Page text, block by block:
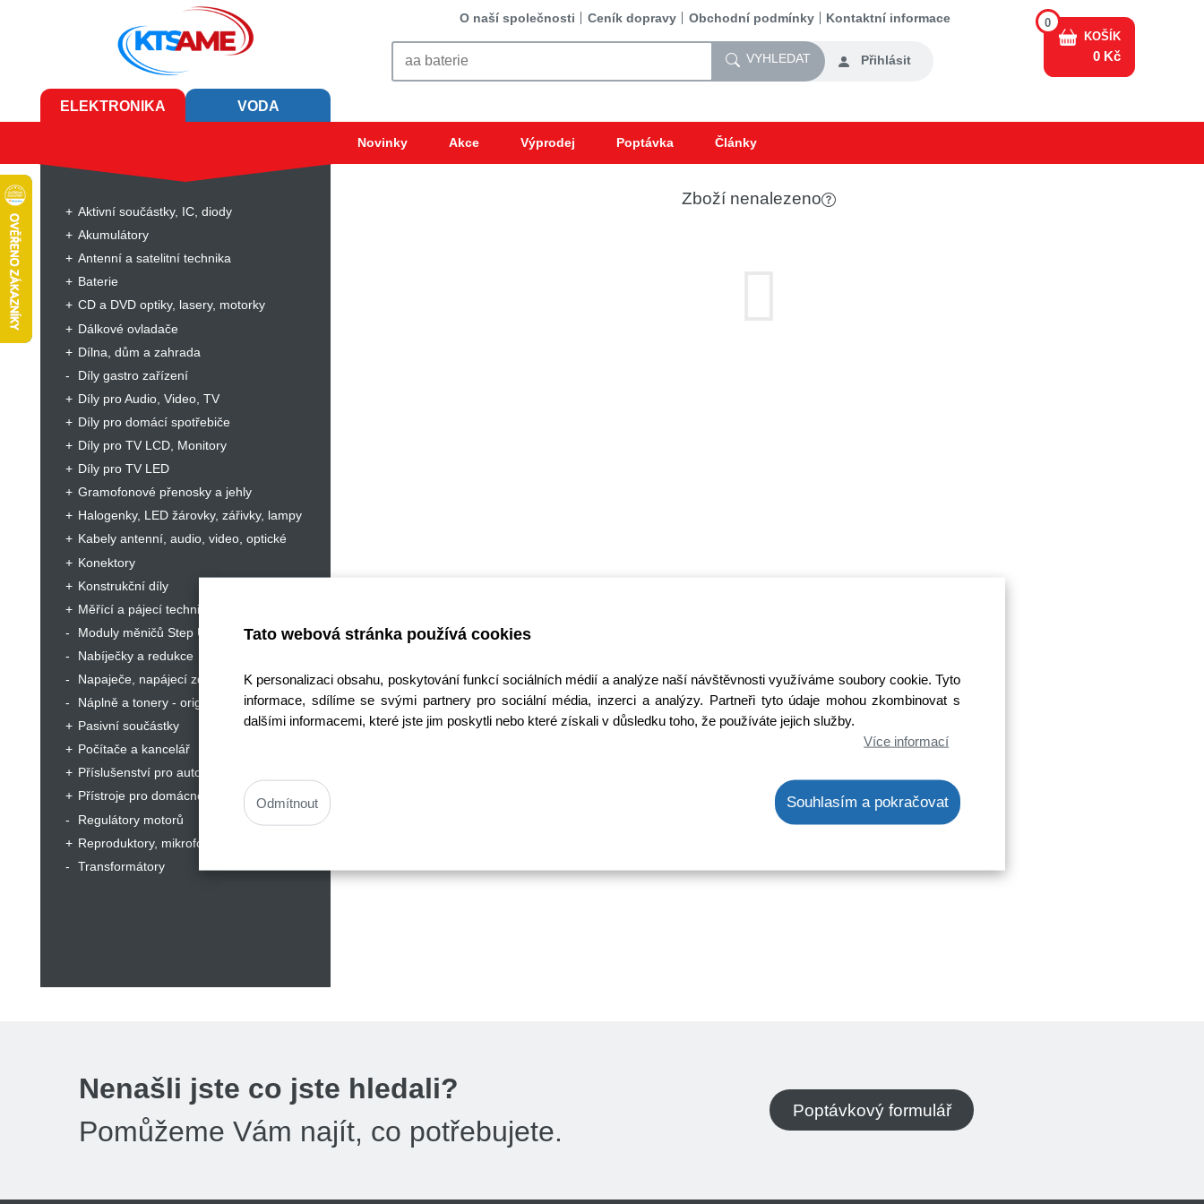
Tato webová stránka používá cookies
K personalizaci obsahu, poskytování funkcí sociálních médií a analýze naší návštěvnosti využíváme soubory cookie. Tyto
informace, sdílíme se svými partnery pro sociální média, inzerci a analýzy. Partneři tyto údaje mohou zkombinovat s
dalšími informacemi, které jste jim poskytli nebo které získali v důsledku toho, že používáte jejich služby.
Více informací
Souhlasím a pokračovat
Odmítnout
ELEKTRONIKA VODA
O naší společnosti Ceník dopravy Obchodní podmínky Kontaktní informace
Přihlásit
VYHLEDAT
0
KOŠÍK
0 Kč
Novinky Akce Výprodej Poptávka Články
Aktivní součástky, IC, diody
Akumulátory
Antenní a satelitní technika
Baterie
CD a DVD optiky, lasery, motorky
Dálkové ovladače
Dílna, dům a zahrada
Díly gastro zařízení
Díly pro Audio, Video, TV
Díly pro domácí spotřebiče
Díly pro TV LCD, Monitory
Díly pro TV LED
Gramofonové přenosky a jehly
Halogenky, LED žárovky, zářivky, lampy
Kabely antenní, audio, video, optické
Konektory
Konstrukční díly
Měřící a pájecí technika, servisní nářadí
Moduly měničů Step Up, Step Down
Nabíječky a redukce
Napaječe, napájecí zdroje
Náplně a tonery - originální
Pasivní součástky
Počítače a kancelář
Příslušenství pro autorádia
Přístroje pro domácnost a hobby
Regulátory motorů
Reproduktory, mikrofony, sluchátka
Transformátory
Zboží nenalezeno
Nenašli jste co jste hledali?
Pomůžeme Vám najít, co potřebujete.
Poptávkový formulář